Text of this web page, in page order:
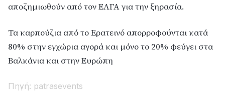
αποζημιωθούν από τον ΕΛΓΑ για την ξηρασία.
Τα καρπούζια από το Ερατεινό απορροφούνται κατά
80% στην εγχώρια αγορά και μόνο το 20% φεύγει στα
Βαλκάνια και στην Ευρώπη
Πηγή: patrasevents